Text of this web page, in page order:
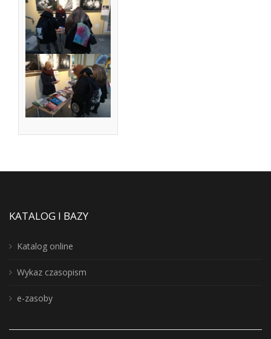
KATALOG I BAZY
Katalog online
Wykaz czasopism
e-zasoby